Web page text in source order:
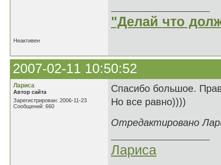
"Делай что
Неактивен
2007-02-11 10:50:52
Лариса
Автор сайта
Зарегистрирован: 2006-11-23
Сообщений: 660
Спасибо большое.
Но все равно))))
Отредактировано
Лариса